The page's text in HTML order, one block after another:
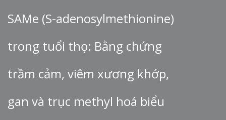
SAMe (S-adenosylmethionine)
trong tuổi thọ: Bằng chứng
trầm cảm, viêm xương khớp,
gan và trục methyl hoá biểu